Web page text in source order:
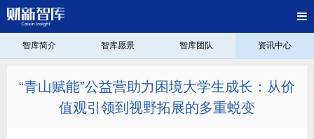
智库简介 智库愿景 智库团队 资讯中心
“青山赋能”公益营助力困境大学生成长：从价
值观引领到视野拓展的多重蜕变